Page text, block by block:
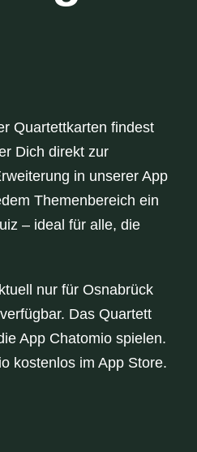
Quartettkarten findest
Dich direkt zur
in unserer App
Themenbereich ein
– ideal für alle, die
nur für Osnabrück
Das Quartett
App Chatomio spielen.
kostenlos im App Store.